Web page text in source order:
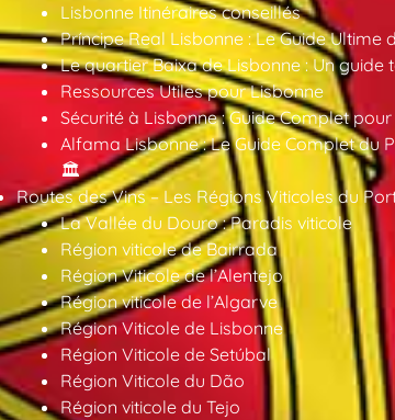
Lisbonne Itinéraires conseillés
Príncipe Real Lisbonne : Le Guide Ultime
Le quartier Baixa de Lisbonne : Un guide
Ressources Utiles pour Lisbonne
Sécurité à Lisbonne : Guide Complet
Alfama Lisbonne : Le Guide Complet du
🏛️
Routes des Vins – Les Régions Viticoles du
La Vallée du Douro : Paradis viticole
Région viticole de Bairrada
Région Viticole de l’Alentejo
Région viticole de l’Algarve
Région Viticole de Lisbonne
Région Viticole de Setúbal
Région Viticole du Dão
Région viticole du Tejo